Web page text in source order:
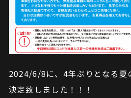
2024/6/8に、4年ぶりとなる夏
決定致しました！！！